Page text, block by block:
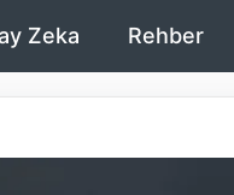
Zeka Rehber